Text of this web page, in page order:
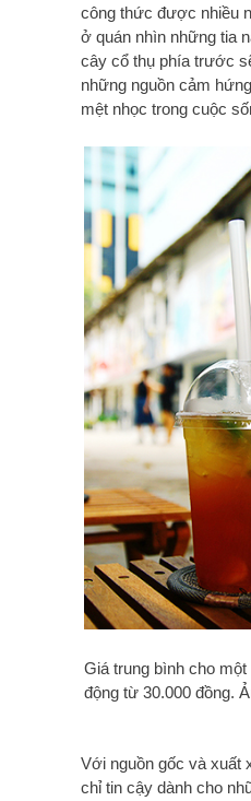
công thức được nhiều
ở quán nhìn những tia
cây cổ thụ phía trước
những nguồn cảm
mệt nhọc trong cuộc
Giá trung bình cho
động từ 30.000 đồng.
Với nguồn gốc và xuất
chỉ tin cậy dành cho